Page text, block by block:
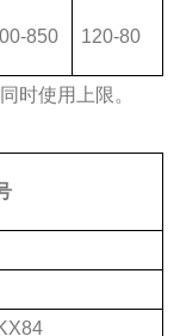
850 120-80
时使用上限。